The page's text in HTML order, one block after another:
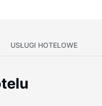
USŁUGI HOTELOWE